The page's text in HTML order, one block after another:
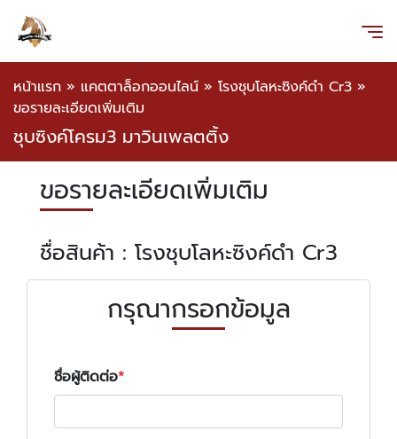
หน้าแรก » แคตตาล็อกออนไลน์ » โรงชุบโลหะซิงค์ดำ Cr3 »
ขอรายละเอียดเพิ่มเติม
ชุบซิงค์โครม3 มาวินเพลตติ้ง
ขอรายละเอียดเพิ่มเติม
ชื่อสินค้า : โรงชุบโลหะซิงค์ดำ Cr3
กรุณากรอกข้อมูล
ชื่อผู้ติดต่อ